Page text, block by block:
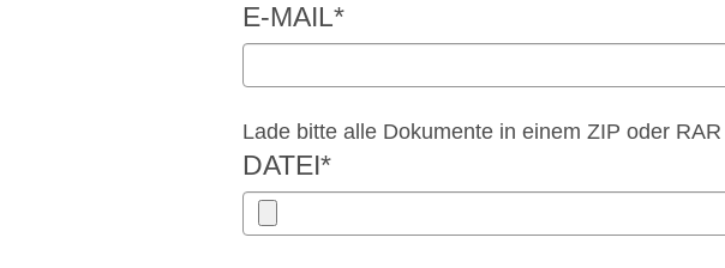
E-MAIL*
Lade bitte alle Dokumente in einem ZIP oder
DATEI*